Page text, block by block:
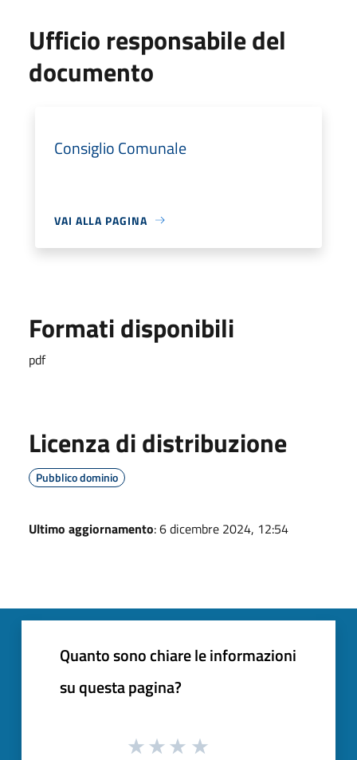
Ufficio responsabile del
documento
Consiglio Comunale
VAI ALLA PAGINA
Formati disponibili
pdf
Licenza di distribuzione
Pubblico dominio
Ultimo aggiornamento: 6 dicembre 2024, 12:54
Quanto sono chiare le informazioni
su questa pagina?